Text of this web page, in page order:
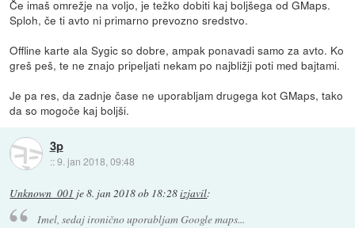
Če imaš omrežje na voljo, je težko dobiti kaj boljšega od GMaps.
Sploh, če ti avto ni primarno prevozno sredstvo.
Offline karte ala Sygic so dobre, ampak ponavadi samo za avto. Ko
greš peš, te ne znajo pripeljati nekam po najbližji poti med bajtami.
Je pa res, da zadnje čase ne uporabljam drugega kot GMaps, tako
da so mogoče kaj boljši.
3p
::9. jan 2018, 09:48
Unknown_001 je8. jan 2018 ob 18:28izjavil:
Imel, sedaj ironično uporabljam Google maps...